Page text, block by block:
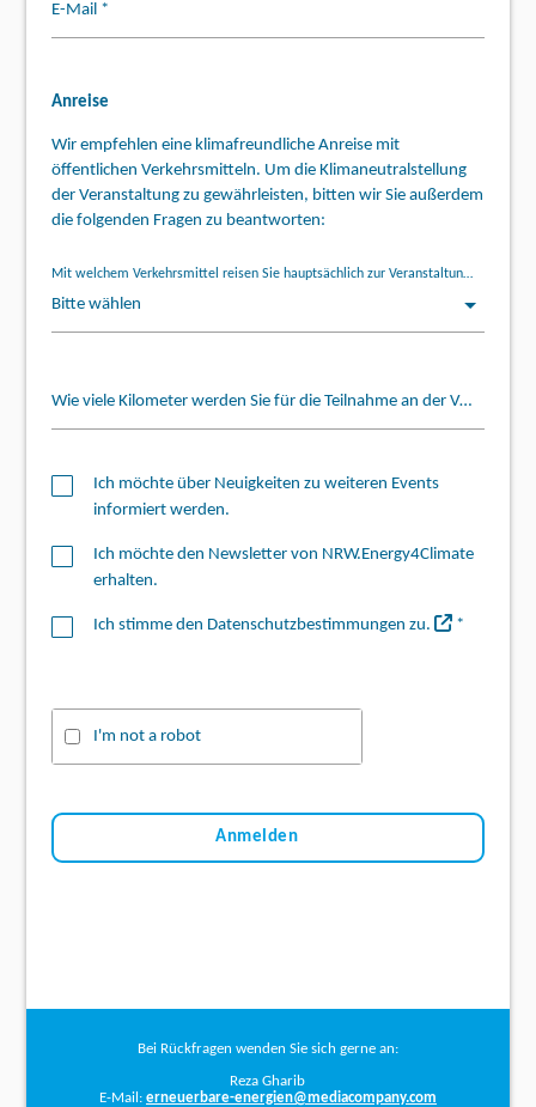
E-Mail *
Anreise
Wir empfehlen eine klimafreundliche Anreise mit
öffentlichen Verkehrsmitteln. Um die Klimaneutralstellung
der Veranstaltung zu gewährleisten, bitten wir Sie außerdem
die folgenden Fragen zu beantworten:
Mit welchem Verkehrsmittel reisen Sie hauptsächlich zur Veranstaltung an? *
Wie viele Kilometer werden Sie für die Teilnahme an der Veranstaltung zurücklegen (Hin- und Rückreise)? *
Ich möchte über Neuigkeiten zu weiteren Events
informiert werden.
Ich möchte den Newsletter von NRW.Energy4Climate
erhalten.
Ich stimme den Datenschutzbestimmungen zu. *
I'm not a robot
Anmelden
Bei Rückfragen wenden Sie sich gerne an:
Reza Gharib
E-Mail: erneuerbare-energien@mediacompany.com